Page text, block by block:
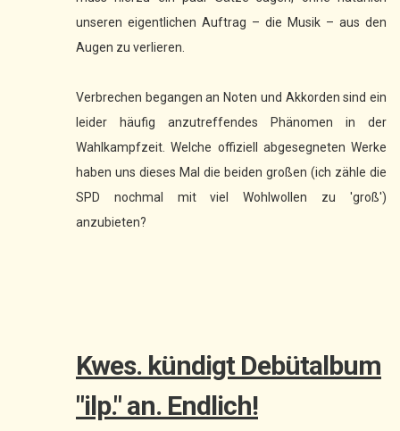
unseren eigentlichen Auftrag – die Musik – aus den
Augen zu verlieren.
Verbrechen begangen an Noten und Akkorden sind ein
leider häufig anzutreffendes Phänomen in der
Wahlkampfzeit. Welche offiziell abgesegneten Werke
haben uns dieses Mal die beiden großen (ich zähle die
SPD nochmal mit viel Wohlwollen zu 'groß')
anzubieten?
Kwes. kündigt Debütalbum
"ilp." an. Endlich!